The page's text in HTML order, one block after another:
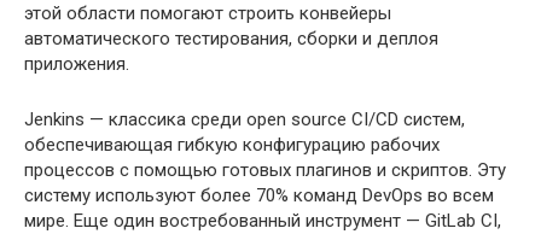
этой области помогают строить конвейеры
автоматического тестирования, сборки и деплоя
приложения.
Jenkins — классика среди open source CI/CD систем,
обеспечивающая гибкую конфигурацию рабочих
процессов с помощью готовых плагинов и скриптов. Эту
систему используют более 70% команд DevOps во всем
мире. Еще один востребованный инструмент — GitLab CI,